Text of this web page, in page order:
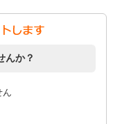
んか？
ん